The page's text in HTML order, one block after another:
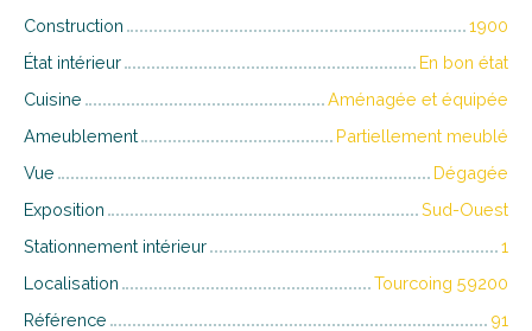
Construction
1900
État intérieur
En bon état
Cuisine
Aménagée et équipée
Ameublement
Partiellement meublé
Vue
Dégagée
Exposition
Sud-Ouest
Stationnement intérieur
1
Localisation
Tourcoing 59200
Référence
91